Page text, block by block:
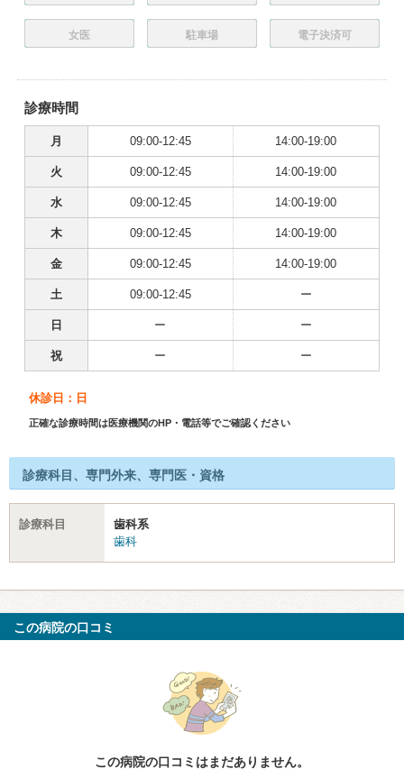
女医 駐車場 電子決済可
診療時間
月 09:00-12:45 14:00-19:00
火 09:00-12:45 14:00-19:00
水 09:00-12:45 14:00-19:00
木 09:00-12:45 14:00-19:00
金 09:00-12:45 14:00-19:00
土 09:00-12:45 ー
日 ー ー
祝 ー ー
休診日：日
正確な診療時間は医療機関のHP・電話等でご確認ください
診療科目、専門外来、専門医・資格
診療科目
歯科系
歯科
この病院の口コミ
この病院の口コミはまだありません。